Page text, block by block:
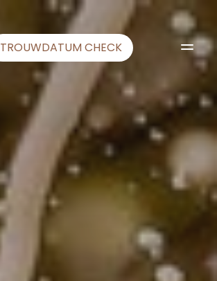
TROUWDATUM CHECK